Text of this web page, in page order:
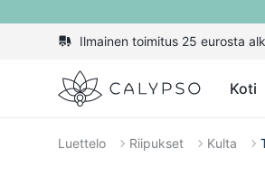
Ilmainen toimitus 25 eurosta
Calypso Koti
Luettelo Riipukset Kulta